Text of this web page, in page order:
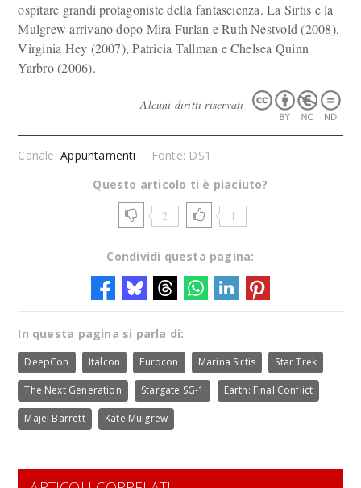
ospitare grandi protagoniste della fantascienza. La Sirtis e la
Mulgrew arrivano dopo Mira Furlan e Ruth Nestvold (2008),
Virginia Hey (2007), Patricia Tallman e Chelsea Quinn
Yarbro (2006).
Alcuni diritti riservati
Canale:Appuntamenti
Fonte: DS1
Questo articolo ti è piaciuto?
2 1
Condividi questa pagina:
In questa pagina si parla di:
DeepCon Italcon Eurocon Marina Sirtis Star Trek
The Next Generation Stargate SG-1 Earth: Final Conflict
Majel Barrett Kate Mulgrew